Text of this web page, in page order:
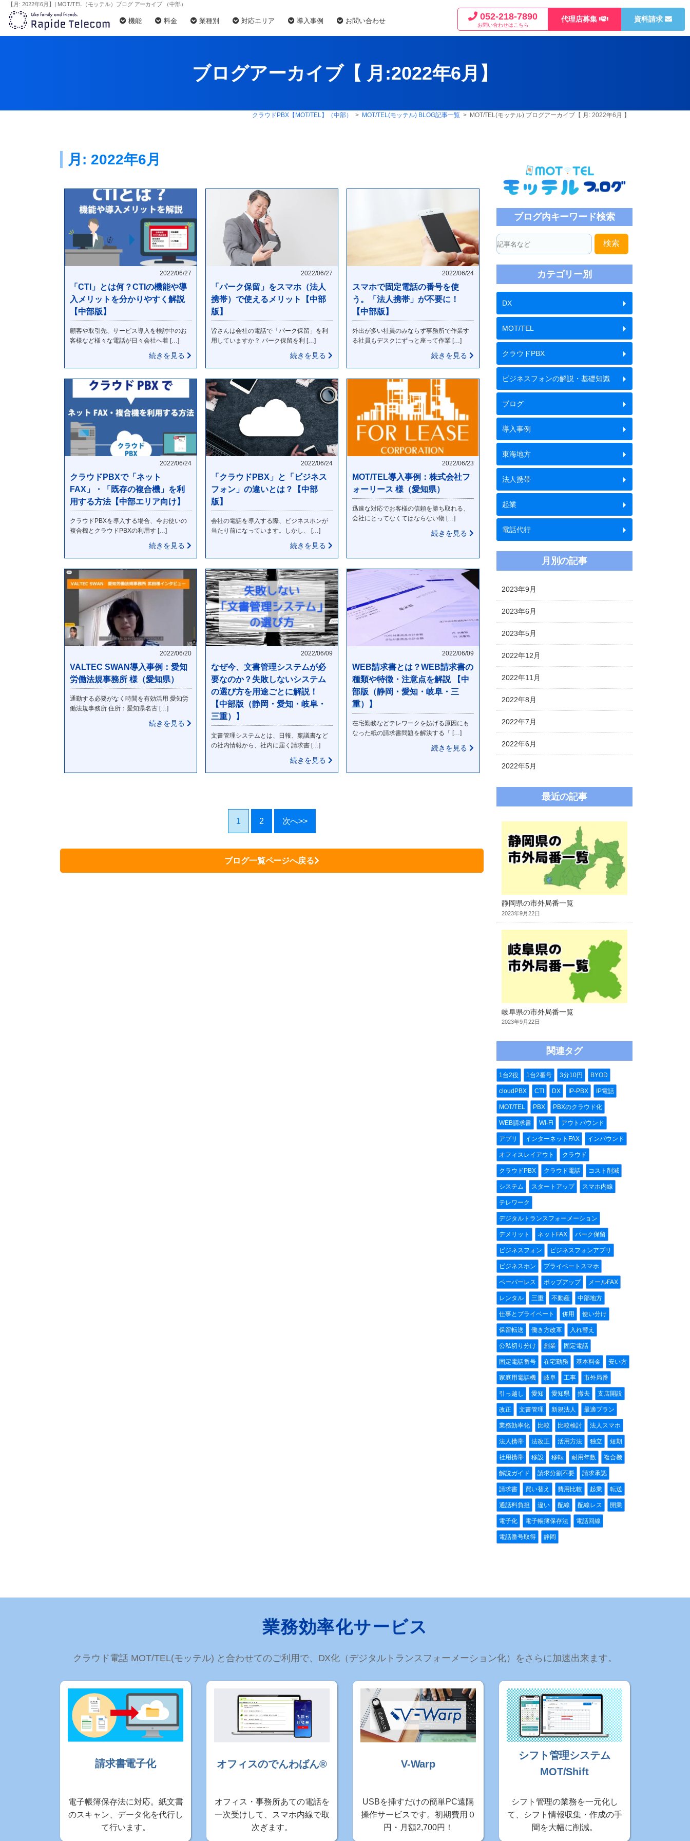
【月: 2022年6月 】| MOT/TEL（モッテル）ブログ アーカイブ （中部）
機能 料金 業種別 対応エリア 導入事例 お問い合わせ 052-218-7890
お問い合わせはこちら
代理店募集 資料請求
ブログアーカイブ【 月:2022年6月 】
クラウドPBX【MOT/TEL】（中部） > MOT/TEL(モッテル) BLOG記事一覧> MOT/TEL(モッテル) ブログアーカイブ【 月:2022年6月 】
月: 2022年6月
2022/06/27
「CTI」とは何？CTIの機能や導
入メリットを分かりやすく解説
【中部版】
顧客や取引先、サービス導入を検討中のお
客様など様々な電話が日々会社へ着 […]
続きを見る
2022/06/27
「パーク保留」をスマホ（法人
携帯）で使えるメリット【中部
版】
皆さんは会社の電話で「パーク保留」を利
用していますか？ パーク保留を利 […]
続きを見る
2022/06/24
スマホで固定電話の番号を使
う。「法人携帯」が不要に！
【中部版】
外出が多い社員のみならず事務所で作業す
る社員もデスクにずっと座って作業 […]
続きを見る
2022/06/24
クラウドPBXで「ネット
FAX」・「既存の複合機」を利
用する方法【中部エリア向け】
クラウドPBXを導入する場合、今お使いの
複合機とクラウドPBXの利用す […]
続きを見る
2022/06/24
「クラウドPBX」と「ビジネス
フォン」の違いとは？【中部
版】
会社の電話を導入する際、ビジネスホンが
当たり前になっています。しかし、 […]
続きを見る
2022/06/23
MOT/TEL導入事例：株式会社フ
ォーリース 様（愛知県）
迅速な対応でお客様の信頼を勝ち取れる、
会社にとってなくてはならない物 […]
続きを見る
2022/06/20
VALTEC SWAN導入事例：愛知
労働法規事務所 様（愛知県）
通勤する必要がなく時間を有効活用 愛知労
働法規事務所 住所：愛知県名古 […]
続きを見る
2022/06/09
なぜ今、文書管理システムが必
要なのか？失敗しないシステム
の選び方を用途ごとに解説！
【中部版（静岡・愛知・岐阜・
三重）】
文書管理システムとは、日報、稟議書など
の社内情報から、社内に届く請求書 […]
続きを見る
2022/06/09
WEB請求書とは？WEB請求書の
種類や特徴・注意点を解説 【中
部版（静岡・愛知・岐阜・三
重）】
在宅勤務などテレワークを妨げる原因にも
なった紙の請求書問題を解決する「 […]
続きを見る
1 2 次へ>>
ブログ一覧ページへ戻る
ブログ内キーワード検索
検索
カテゴリー別
DX
MOT/TEL
クラウドPBX
ビジネスフォンの解説・基礎知識
ブログ
導入事例
東海地方
法人携帯
起業
電話代行
月別の記事
2023年9月
2023年6月
2023年5月
2022年12月
2022年11月
2022年8月
2022年7月
2022年6月
2022年5月
最近の記事
静岡県の市外局番一覧
2023年9月22日
岐阜県の市外局番一覧
2023年9月22日
関連タグ
1台2役 1台2番号 3分10円 BYOD
cloudPBX CTI DX IP-PBX IP電話
MOT/TEL PBX PBXのクラウド化
WEB請求書 Wi-Fi アウトバウンド
アプリ インターネットFAX インバウンド
オフィスレイアウト クラウド
クラウドPBX クラウド電話 コスト削減
システム スタートアップ スマホ内線
テレワーク
デジタルトランスフォーメーション
デメリット ネットFAX パーク保留
ビジネスフォン ビジネスフォンアプリ
ビジネスホン プライベートスマホ
ペーパーレス ポップアップ メールFAX
レンタル 三重 不動産 中部地方
仕事とプライベート 併用 使い分け
保留転送 働き方改革 入れ替え
公私切り分け 創業 固定電話
固定電話番号 在宅勤務 基本料金 安い方
家庭用電話機 岐阜 工事 市外局番
引っ越し 愛知 愛知県 撤去 支店開設
改正 文書管理 新規法人 最適プラン
業務効率化 比較 比較検討 法人スマホ
法人携帯 法改正 活用方法 独立 短期
社用携帯 移設 移転 耐用年数 複合機
解説ガイド 請求分割不要 請求承認
請求書 買い替え 費用比較 起業 転送
通話料負担 違い 配線 配線レス 開業
電子化 電子帳簿保存法 電話回線
電話番号取得 静岡
業務効率化サービス
クラウド電話 MOT/TEL(モッテル) と合わせてのご利用で、DX化（デジタルトランスフォーメーション化）をさらに加速出来ます。
請求書電子化
電子帳簿保存法に対応。紙文書
のスキャン、データ化を代行し
て行います。
オフィスのでんわばん®
オフィス・事務所あての電話を
一次受けして、スマホ内線で取
次ぎます。
V-Warp
USBを挿すだけの簡単PC遠隔
操作サービスです。初期費用０
円・月額2,700円！
シフト管理システム
MOT/Shift
シフト管理の業務を一元化し
て、シフト情報収集・作成の手
間を大幅に削減。